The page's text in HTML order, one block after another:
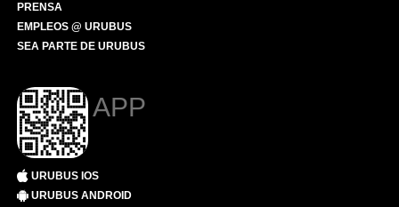
PRENSA
EMPLEOS @ URUBUS
SEA PARTE DE URUBUS
APP
URUBUS IOS
URUBUS ANDROID